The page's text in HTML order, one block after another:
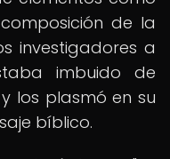
de la
investigadores a
imbuido de
los plasmó en su
bíblico.